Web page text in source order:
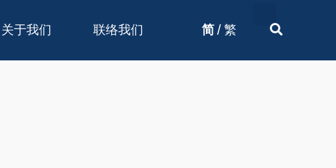
关于我们 联络我们 简 / 繁